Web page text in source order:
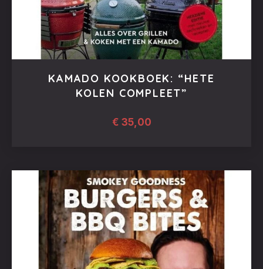
KAMADO KOOKBOEK: “HETE
KOLEN COMPLEET”
€ 35,00